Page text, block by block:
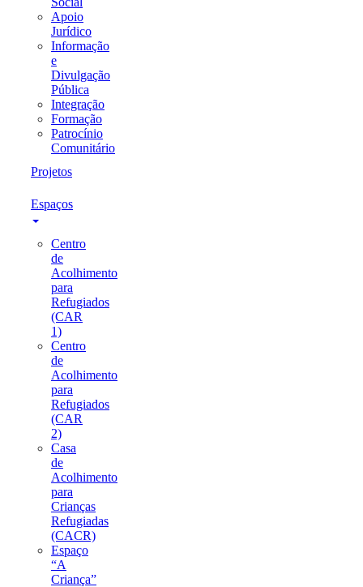
Apoio
Jurídico
Informação
e
Divulgação
Pública
Integração
Formação
Patrocínio
Comunitário
Projetos
Espaços
Centro
de
Acolhimento
para
Refugiados
(CAR
1)
Centro
de
Acolhimento
para
Refugiados
(CAR
2)
Casa
de
Acolhimento
para
Crianças
Refugiadas
(CACR)
Espaço
“A
Criança”